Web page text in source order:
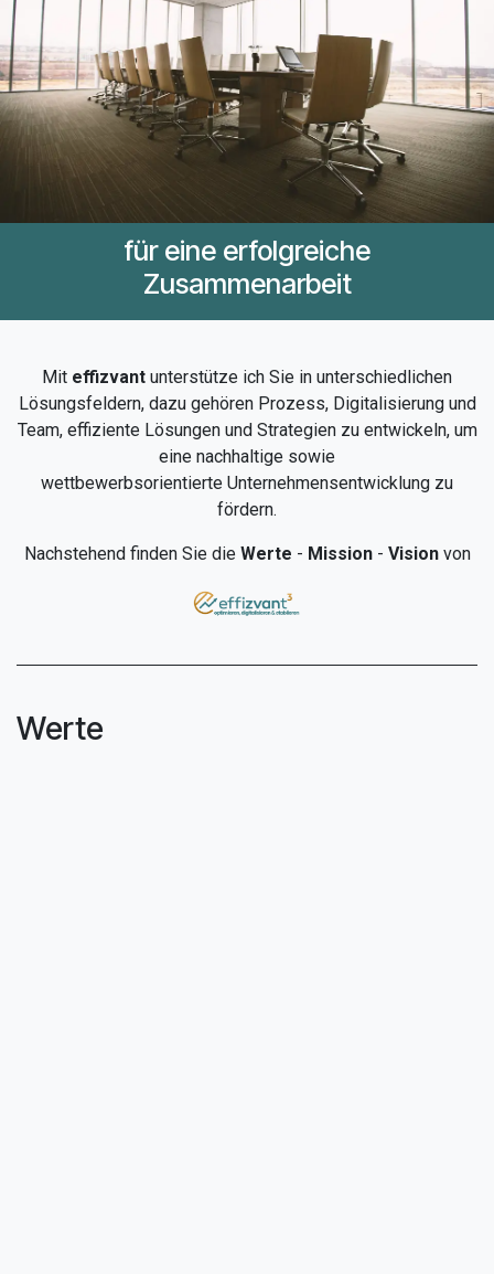
für eine erfolgreiche
Zusammenarbeit
Mit effizvant unterstütze ich Sie in unterschiedlichen
Lösungsfeldern, dazu gehören Prozess, Digitalisierung und
Team, effiziente Lösungen und Strategien zu entwickeln, um
eine nachhaltige sowie
wettbewerbsorientierte Unternehmensentwicklung zu
fördern.
Nachstehend finden Sie die Werte - Mission- Visionvon
Werte